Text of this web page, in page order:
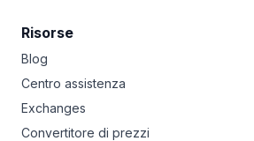
Risorse
Blog
Centro assistenza
Exchanges
Convertitore di prezzi